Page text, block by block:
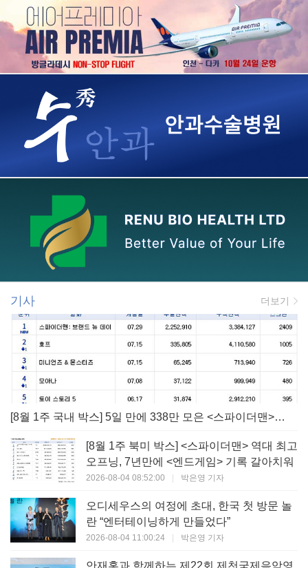
기사 더보기
[8월 1주 국내 박스] 5일 만에 338만 모은 <스파이더맨> 극장가 235% 대반등, <호프>는 400만 돌파
[8월 1주 북미 박스] <스파이더맨> 역대 최고
오프닝, 7년만에 <엔드게임> 기록 갈아치워
2026-08-04 08:52:00 | 박은영 기자
오디세우스의 여정에 초대, 한국 첫 방문 놀
란 “엔터테이닝하게 만들었다”
2026-08-04 11:00:24 | 박은영 기자
안재홍과 함께하는 제22회 제천국제음악영